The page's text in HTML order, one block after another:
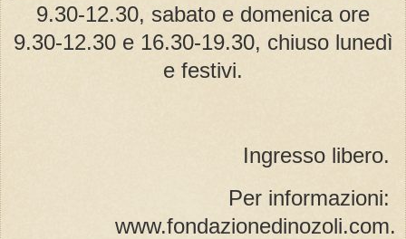
9.30-12.30, sabato e domenica ore
9.30-12.30 e 16.30-19.30, chiuso lunedì
e festivi.
Ingresso libero.
Per informazioni:
www.fondazionedinozoli.com.